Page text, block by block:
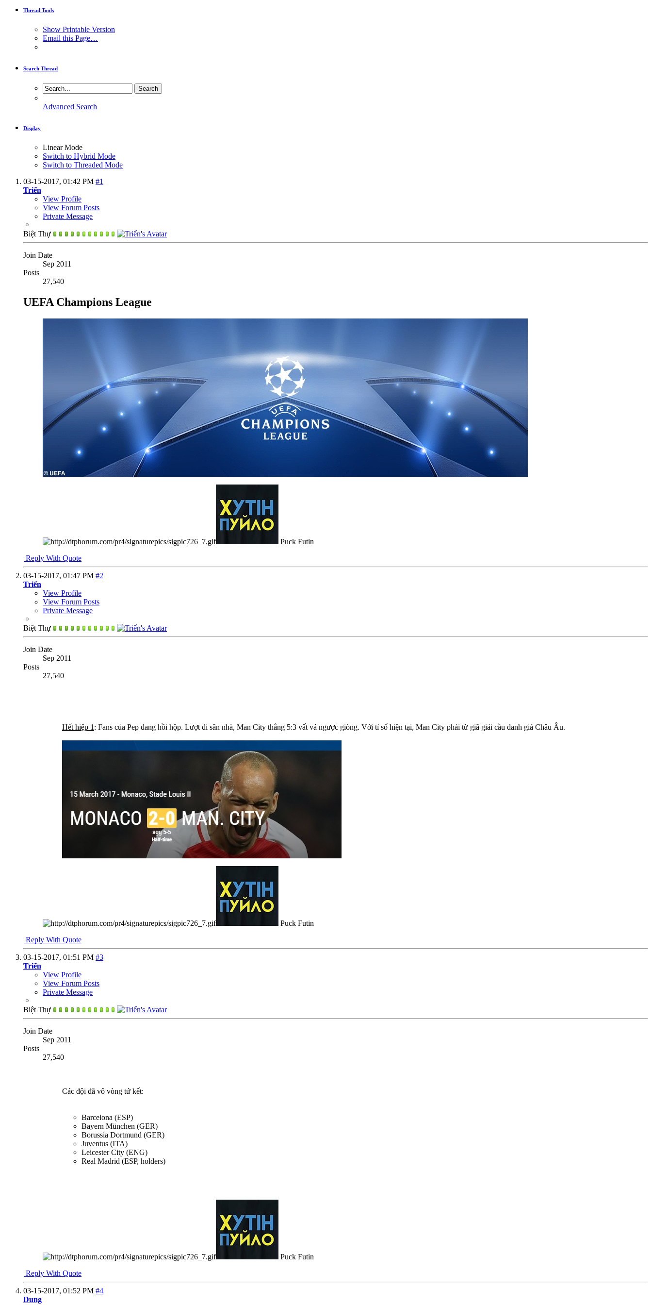
Thread Tools
Show Printable Version
Email this Page…
Search Thread
Advanced Search
Display
Linear Mode
Switch to Hybrid Mode
Switch to Threaded Mode
03-15-2017, 01:42 PM #1
Triển
View Profile
View Forum Posts
Private Message
Biệt Thự
Join Date
Sep 2011
Posts
27,540
UEFA Champions League
Puck Futin
Reply With Quote
03-15-2017, 01:47 PM #2
Triển
View Profile
View Forum Posts
Private Message
Biệt Thự
Join Date
Sep 2011
Posts
27,540
Hết hiệp 1 : Fans của Pep đang hồi hộp. Lượt đi sân nhà, Man City thắng 5:3 vất vả ngược giòng. Với tỉ số hiện tại, Man City phải từ giã giải cầu danh giá Châu Âu.
Puck Futin
Reply With Quote
03-15-2017, 01:51 PM #3
Triển
View Profile
View Forum Posts
Private Message
Biệt Thự
Join Date
Sep 2011
Posts
27,540
Các đội đã vô vòng tứ kết:
Barcelona (ESP)
Bayern München (GER)
Borussia Dortmund (GER)
Juventus (ITA)
Leicester City (ENG)
Real Madrid (ESP, holders)
Puck Futin
Reply With Quote
03-15-2017, 01:52 PM #4
Dung